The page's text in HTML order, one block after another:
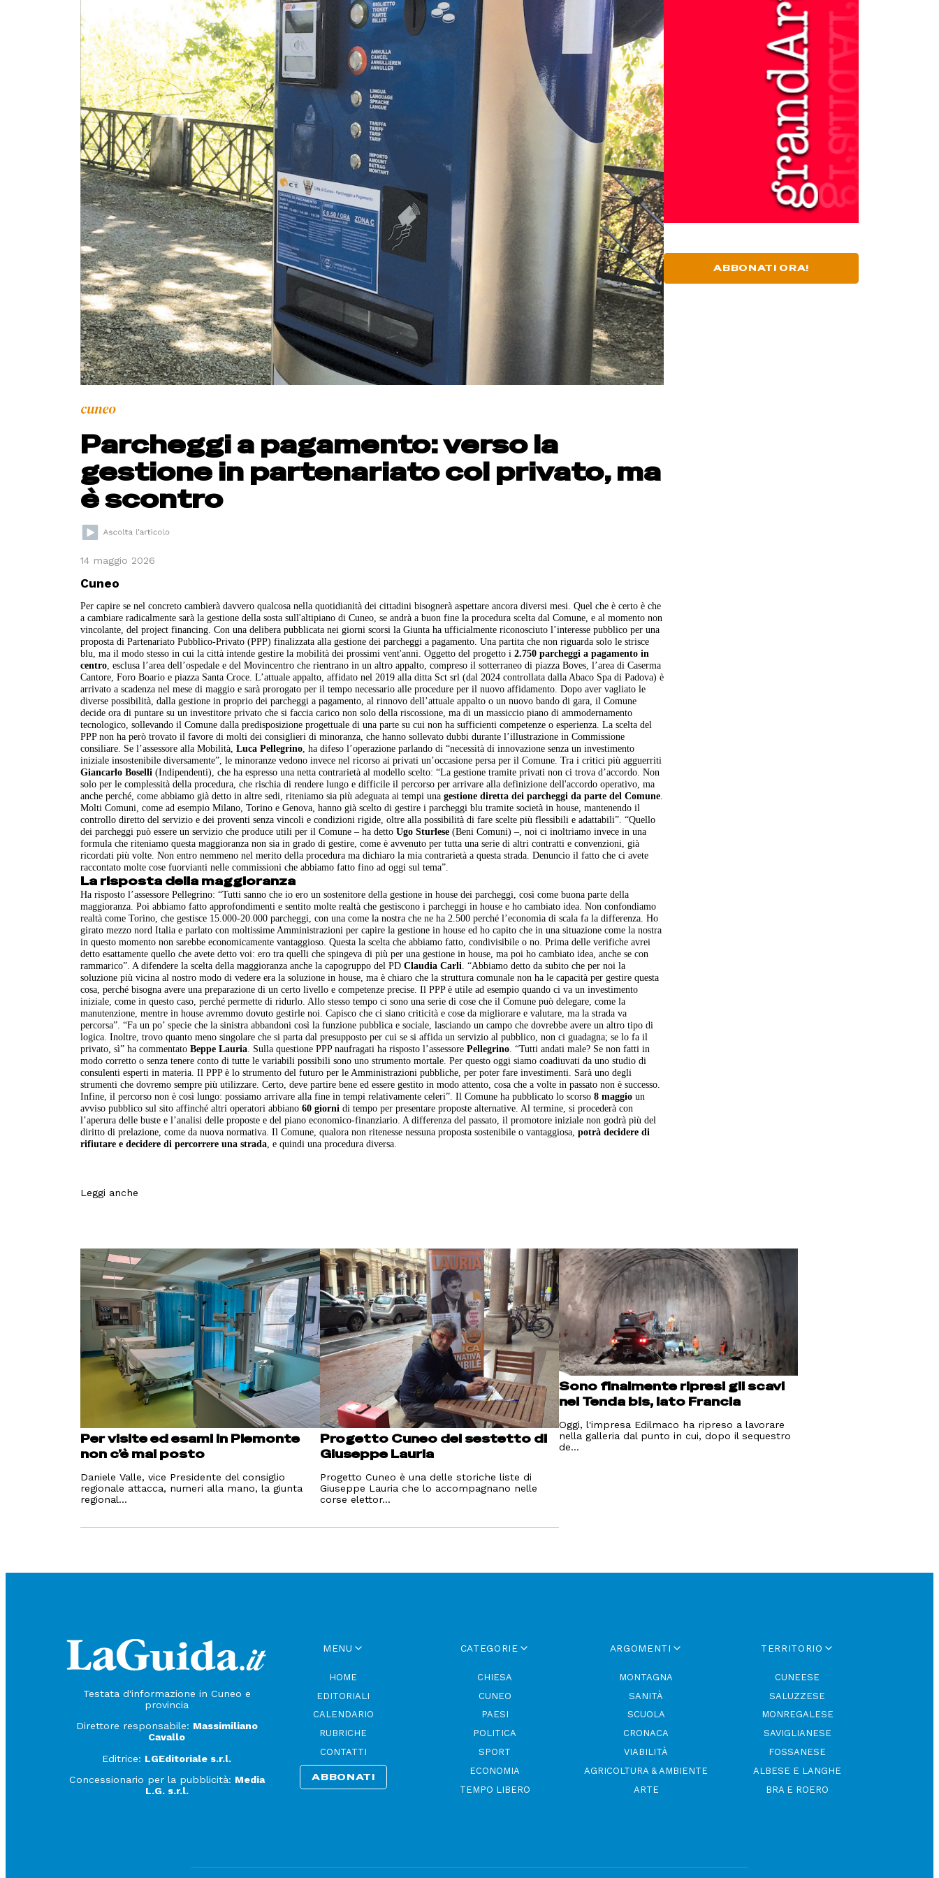
cuneo
Parcheggi a pagamento: verso la
gestione in partenariato col privato, ma
è scontro
14 maggio 2026
Cuneo
Per capire se nel concreto cambierà davvero qualcosa nella quotidianità dei cittadini bisognerà aspettare ancora diversi mesi. Quel che è certo è che
a cambiare radicalmente sarà la gestione della sosta sull'altipiano di Cuneo, se andrà a buon fine la procedura scelta dal Comune, e al momento non
vincolante, del project financing. Con una delibera pubblicata nei giorni scorsi la Giunta ha ufficialmente riconosciuto l’interesse pubblico per una
proposta di Partenariato Pubblico-Privato (PPP) finalizzata alla gestione dei parcheggi a pagamento. Una partita che non riguarda solo le strisce
blu, ma il modo stesso in cui la città intende gestire la mobilità dei prossimi vent'anni. Oggetto del progetto i2.750 parcheggi a pagamento in
centro , esclusa l’area dell’ospedale e del Movincentro che rientrano in un altro appalto, compreso il sotterraneo di piazza Boves, l’area di Caserma
Cantore, Foro Boario e piazza Santa Croce. L’attuale appalto, affidato nel 2019 alla ditta Sct srl (dal 2024 controllata dalla Abaco Spa di Padova) è
arrivato a scadenza nel mese di maggio e sarà prorogato per il tempo necessario alle procedure per il nuovo affidamento. Dopo aver vagliato le
diverse possibilità, dalla gestione in proprio dei parcheggi a pagamento, al rinnovo dell’attuale appalto o un nuovo bando di gara, il Comune
decide ora di puntare su un investitore privato che si faccia carico non solo della riscossione, ma di un massiccio piano di ammodernamento
tecnologico, sollevando il Comune dalla predisposizione progettuale di una parte su cui non ha sufficienti competenze o esperienza. La scelta del
PPP non ha però trovato il favore di molti dei consiglieri di minoranza, che hanno sollevato dubbi durante l’illustrazione in Commissione
consiliare. Se l’assessore alla Mobilità,Luca Pellegrino , ha difeso l’operazione parlando di “necessità di innovazione senza un investimento
iniziale insostenibile diversamente”, le minoranze vedono invece nel ricorso ai privati un’occasione persa per il Comune. Tra i critici più agguerriti
Giancarlo Boselli (Indipendenti), che ha espresso una netta contrarietà al modello scelto: “La gestione tramite privati non ci trova d’accordo. Non
solo per le complessità della procedura, che rischia di rendere lungo e difficile il percorso per arrivare alla definizione dell'accordo operativo, ma
anche perché, come abbiamo già detto in altre sedi, riteniamo sia più adeguata ai tempi unagestione diretta dei parcheggi da parte del Comune
Molti Comuni, come ad esempio Milano, Torino e Genova, hanno già scelto di gestire i parcheggi blu tramite società in house, mantenendo il
controllo diretto del servizio e dei proventi senza vincoli e condizioni rigide, oltre alla possibilità di fare scelte più flessibili e adattabili”. “Quello
dei parcheggi può essere un servizio che produce utili per il Comune – ha dettoUgo Sturlese (Beni Comuni) –, noi ci inoltriamo invece in una
formula che riteniamo questa maggioranza non sia in grado di gestire, come è avvenuto per tutta una serie di altri contratti e convenzioni, già
ricordati più volte. Non entro nemmeno nel merito della procedura ma dichiaro la mia contrarietà a questa strada. Denuncio il fatto che ci avete
raccontato molte cose fuorvianti nelle commissioni che abbiamo fatto fino ad oggi sul tema”.
La risposta della maggioranza
Ha risposto l’assessore Pellegrino: “Tutti sanno che io ero un sostenitore della gestione in house dei parcheggi, così come buona parte della
maggioranza. Poi abbiamo fatto approfondimenti e sentito molte realtà che gestiscono i parcheggi in house e ho cambiato idea. Non confondiamo
realtà come Torino, che gestisce 15.000-20.000 parcheggi, con una come la nostra che ne ha 2.500 perché l’economia di scala fa la differenza. Ho
girato mezzo nord Italia e parlato con moltissime Amministrazioni per capire la gestione in house ed ho capito che in una situazione come la nostra
in questo momento non sarebbe economicamente vantaggioso. Questa la scelta che abbiamo fatto, condivisibile o no. Prima delle verifiche avrei
detto esattamente quello che avete detto voi: ero tra quelli che spingeva di più per una gestione in house, ma poi ho cambiato idea, anche se con
rammarico”. A difendere la scelta della maggioranza anche la capogruppo del PDClaudia Carli . “Abbiamo detto da subito che per noi la
soluzione più vicina al nostro modo di vedere era la soluzione in house, ma è chiaro che la struttura comunale non ha le capacità per gestire questa
cosa, perché bisogna avere una preparazione di un certo livello e competenze precise. Il PPP è utile ad esempio quando ci va un investimento
iniziale, come in questo caso, perché permette di ridurlo. Allo stesso tempo ci sono una serie di cose che il Comune può delegare, come la
manutenzione, mentre in house avremmo dovuto gestirle noi. Capisco che ci siano criticità e cose da migliorare e valutare, ma la strada va
percorsa”. “Fa un po’ specie che la sinistra abbandoni così la funzione pubblica e sociale, lasciando un campo che dovrebbe avere un altro tipo di
logica. Inoltre, trovo quanto meno singolare che si parta dal presupposto per cui se si affida un servizio al pubblico, non ci guadagna; se lo fa il
privato, sì” ha commentatoBeppe Lauria . Sulla questione PPP naufragati ha risposto l’assessorePellegrino . “Tutti andati male? Se non fatti in
modo corretto o senza tenere conto di tutte le variabili possibili sono uno strumento mortale. Per questo oggi siamo coadiuvati da uno studio di
consulenti esperti in materia. Il PPP è lo strumento del futuro per le Amministrazioni pubbliche, per poter fare investimenti. Sarà uno degli
strumenti che dovremo sempre più utilizzare. Certo, deve partire bene ed essere gestito in modo attento, cosa che a volte in passato non è successo.
Infine, il percorso non è così lungo: possiamo arrivare alla fine in tempi relativamente celeri”. Il Comune ha pubblicato lo scorso8 maggio un
avviso pubblico sul sito affinché altri operatori abbiano 60 giorni di tempo per presentare proposte alternative. Al termine, si procederà con
l’aperura delle buste e l’analisi delle proposte e del piano economico-finanziario. A differenza del passato, il promotore iniziale non godrà più del
diritto di prelazione, come da nuova normativa. Il Comune, qualora non ritenesse nessuna proposta sostenibile o vantaggiosa,potrà decidere di
rifiutare e decidere di percorrere una strada , e quindi una procedura diversa.
ABBONATI ORA!
Leggi anche
Per visite ed esami in Piemonte
non c’è mai posto
Daniele Valle, vice Presidente del consiglio
regionale attacca, numeri alla mano, la giunta
regional...
Progetto Cuneo del sestetto di
Giuseppe Lauria
Progetto Cuneo è una delle storiche liste di
Giuseppe Lauria che lo accompagnano nelle
corse elettor...
Sono finalmente ripresi gli scavi
nel Tenda bis, lato Francia
Oggi, l'impresa Edilmaco ha ripreso a lavorare
nella galleria dal punto in cui, dopo il sequestro
de...
Testata d'informazione in Cuneo e
provincia
Direttore responsabile: Massimiliano
Cavallo
Editrice: LGEditoriale s.r.l.
Concessionario per la pubblicità: Media
L.G. s.r.l.
MENU
HOME
EDITORIALI
CALENDARIO
RUBRICHE
CONTATTI
ABBONATI
CATEGORIE
CHIESA
CUNEO
PAESI
POLITICA
SPORT
ECONOMIA
TEMPO LIBERO
ARGOMENTI
MONTAGNA
SANITÀ
SCUOLA
CRONACA
VIABILITÀ
AGRICOLTURA & AMBIENTE
ARTE
TERRITORIO
CUNEESE
SALUZZESE
MONREGALESE
SAVIGLIANESE
FOSSANESE
ALBESE E LANGHE
BRA E ROERO